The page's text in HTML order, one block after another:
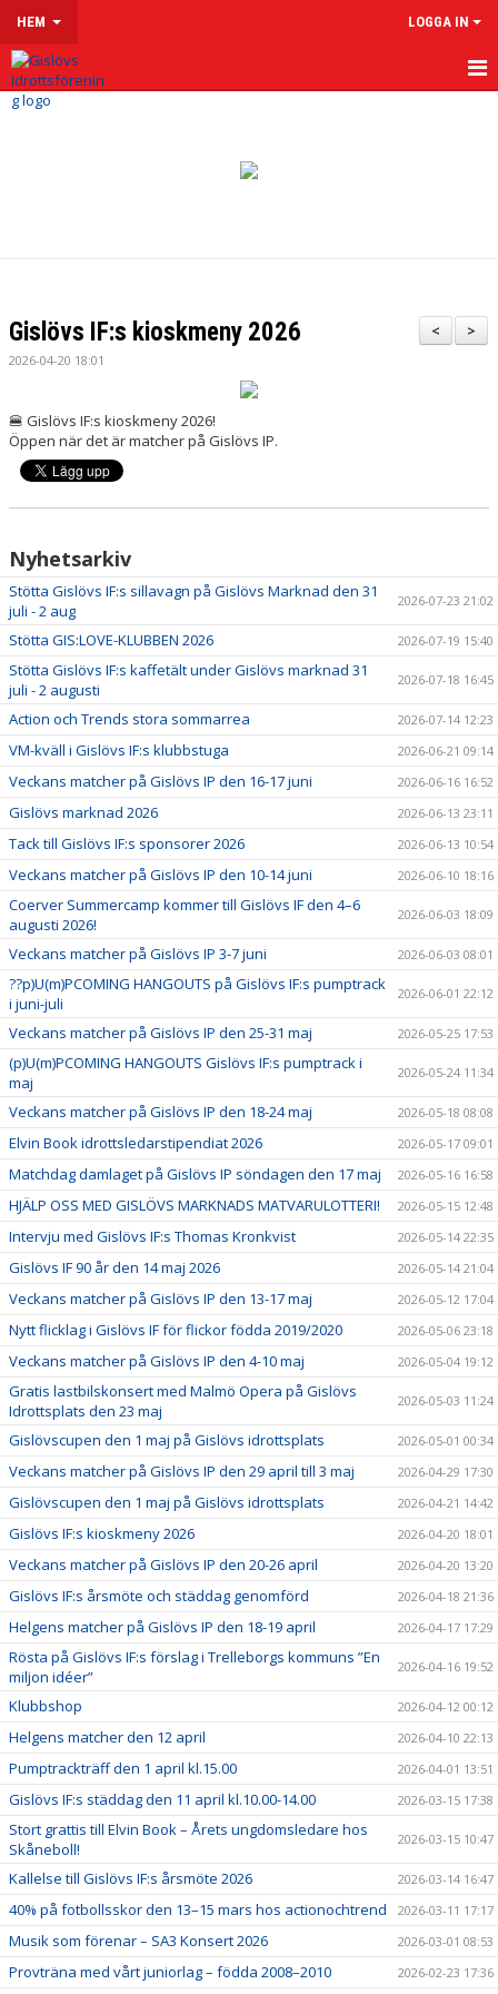
HEM LOGGA IN
HEM
KALENDER
MENTAL HÄLSA
NYHETER
>
<
Gislövs IF:s kioskmeny 2026
2026-04-20 18:01
🍔 Gislövs IF:s kioskmeny 2026!
Öppen när det är matcher på Gislövs IP.
Nyhetsarkiv
Stötta Gislövs IF:s sillavagn på Gislövs Marknad den 31
juli - 2 aug
2026-07-23 21:02
Stötta GIS:LOVE-KLUBBEN 2026 2026-07-19 15:40
Stötta Gislövs IF:s kaffetält under Gislövs marknad 31
juli - 2 augusti
2026-07-18 16:45
Action och Trends stora sommarrea 2026-07-14 12:23
VM-kväll i Gislövs IF:s klubbstuga 2026-06-21 09:14
Veckans matcher på Gislövs IP den 16-17 juni 2026-06-16 16:52
Gislövs marknad 2026 2026-06-13 23:11
Tack till Gislövs IF:s sponsorer 2026 2026-06-13 10:54
Veckans matcher på Gislövs IP den 10-14 juni 2026-06-10 18:16
Coerver Summercamp kommer till Gislövs IF den 4–6
augusti 2026!
2026-06-03 18:09
Veckans matcher på Gislövs IP 3-7 juni 2026-06-03 08:01
??p)U(m)PCOMING HANGOUTS på Gislövs IF:s pumptrack
i juni-juli
2026-06-01 22:12
Veckans matcher på Gislövs IP den 25-31 maj 2026-05-25 17:53
(p)U(m)PCOMING HANGOUTS Gislövs IF:s pumptrack i
maj
2026-05-24 11:34
Veckans matcher på Gislövs IP den 18-24 maj 2026-05-18 08:08
Elvin Book idrottsledarstipendiat 2026 2026-05-17 09:01
Matchdag damlaget på Gislövs IP söndagen den 17 maj 2026-05-16 16:58
HJÄLP OSS MED GISLÖVS MARKNADS MATVARULOTTERI! 2026-05-15 12:48
Intervju med Gislövs IF:s Thomas Kronkvist 2026-05-14 22:35
Gislövs IF 90 år den 14 maj 2026 2026-05-14 21:04
Veckans matcher på Gislövs IP den 13-17 maj 2026-05-12 17:04
Nytt flicklag i Gislövs IF för flickor födda 2019/2020 2026-05-06 23:18
Veckans matcher på Gislövs IP den 4-10 maj 2026-05-04 19:12
Gratis lastbilskonsert med Malmö Opera på Gislövs
Idrottsplats den 23 maj
2026-05-03 11:24
Gislövscupen den 1 maj på Gislövs idrottsplats 2026-05-01 00:34
Veckans matcher på Gislövs IP den 29 april till 3 maj 2026-04-29 17:30
Gislövscupen den 1 maj på Gislövs idrottsplats 2026-04-21 14:42
Gislövs IF:s kioskmeny 2026 2026-04-20 18:01
Veckans matcher på Gislövs IP den 20-26 april 2026-04-20 13:20
Gislövs IF:s årsmöte och städdag genomförd 2026-04-18 21:36
Helgens matcher på Gislövs IP den 18-19 april 2026-04-17 17:29
Rösta på Gislövs IF:s förslag i Trelleborgs kommuns ”En
miljon idéer”
2026-04-16 19:52
Klubbshop 2026-04-12 00:12
Helgens matcher den 12 april 2026-04-10 22:13
Pumptrackträff den 1 april kl.15.00 2026-04-01 13:51
Gislövs IF:s städdag den 11 april kl.10.00-14.00 2026-03-15 17:38
Stort grattis till Elvin Book – Årets ungdomsledare hos
Skåneboll!
2026-03-15 10:47
Kallelse till Gislövs IF:s årsmöte 2026 2026-03-14 16:47
40% på fotbollsskor den 13–15 mars hos actionochtrend 2026-03-11 17:17
Musik som förenar – SA3 Konsert 2026 2026-03-01 08:53
Provträna med vårt juniorlag – födda 2008–2010 2026-02-23 17:36